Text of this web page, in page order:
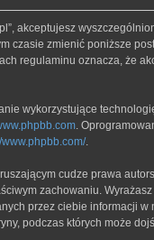
akceptujesz
czasie zmienić poniższe
regulaminu oznacza, że
wykorzystujące
.
www.phpbb.com/.
cudze prawa
zachowaniu. Wyrażasz
przez ciebie informacji
podczas których może